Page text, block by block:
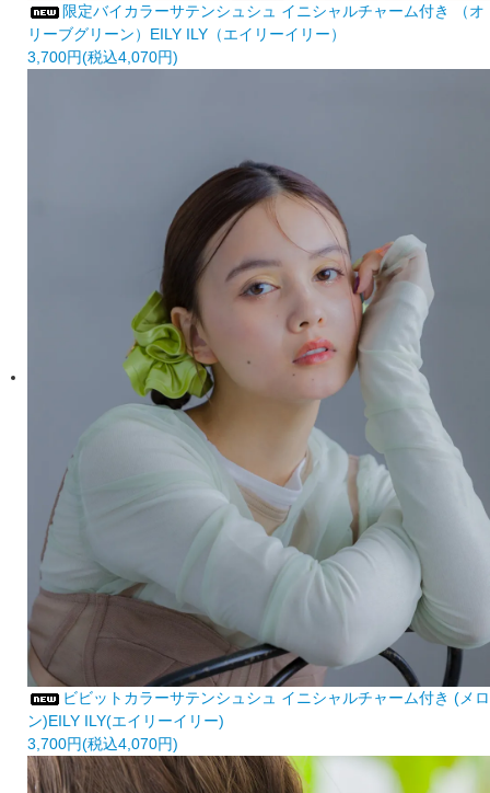
限定バイカラーサテンシュシュ イニシャルチャーム付き （オ
リーブグリーン）EILY ILY（エイリーイリー）
3,700円(税込4,070円)
ビビットカラーサテンシュシュ イニシャルチャーム付き (メロ
ン)EILY ILY(エイリーイリー)
3,700円(税込4,070円)